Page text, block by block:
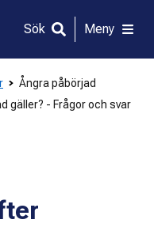
Sök Meny
Ångra påbörjad
gäller? - Frågor och svar